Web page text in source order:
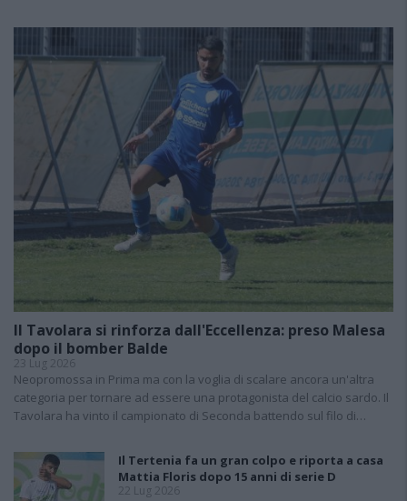
Il Tavolara si rinforza dall'Eccellenza: preso Malesa
dopo il bomber Balde
23 Lug 2026
Neopromossa in Prima ma con la voglia di scalare ancora un'altra
categoria per tornare ad essere una protagonista del calcio sardo. Il
Tavolara ha vinto il campionato di Seconda battendo sul filo di…
Il Tertenia fa un gran colpo e riporta a casa
Mattia Floris dopo 15 anni di serie D
22 Lug 2026